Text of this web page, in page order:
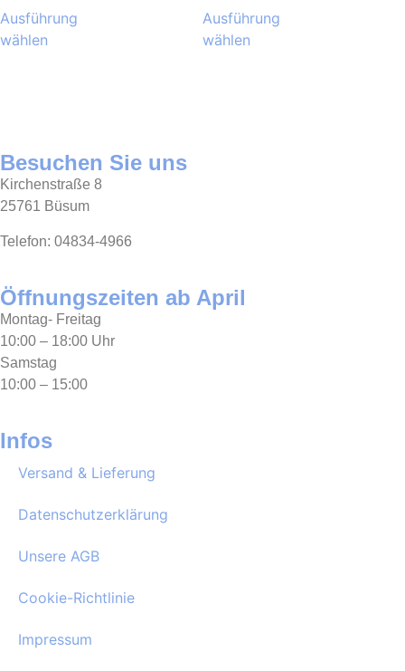
Ausführung
wählen
Ausführung
wählen
Besuchen Sie uns
Kirchenstraße 8
25761 Büsum
Telefon: 04834-4966
Öffnungszeiten ab April
Montag- Freitag
10:00 – 18:00 Uhr
Samstag
10:00 – 15:00
Infos
Versand & Lieferung
Datenschutzerklärung
Unsere AGB
Cookie-Richtlinie
Impressum